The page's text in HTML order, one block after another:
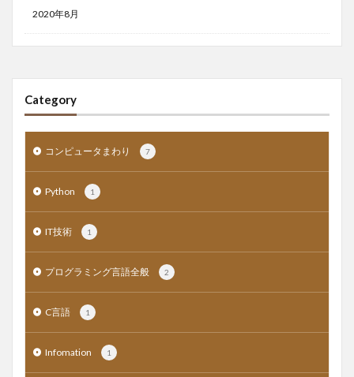
2020年8月
Category
コンピュータまわり 7
Python 1
IT技術 1
プログラミング言語全般 2
C言語 1
Infomation 1